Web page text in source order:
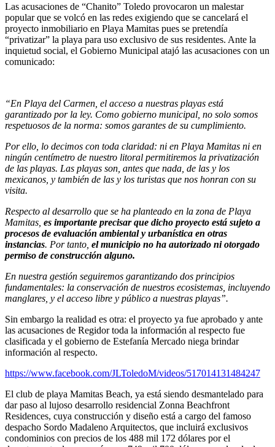
Las acusaciones de “Chanito” Toledo provocaron un malestar
popular que se volcó en las redes exigiendo que se cancelará el
proyecto inmobiliario en Playa Mamitas pues se pretendía
“privatizar” la playa para uso exclusivo de sus residentes. Ante la
inquietud social, el Gobierno Municipal atajó las acusaciones con un
comunicado:
“En Playa del Carmen, el acceso a nuestras playas está
garantizado por la ley. Como gobierno municipal, no solo somos
respetuosos de la norma: somos garantes de su cumplimiento.
Por ello, lo decimos con toda claridad: ni en Playa Mamitas ni en
ningún centímetro de nuestro litoral permitiremos la privatización
de las playas. Las playas son, antes que nada, de las y los
mexicanos, y también de las y los turistas que nos honran con su
visita.
Respecto al desarrollo que se ha planteado en la zona de Playa
Mamitas, es importante precisar que dicho proyecto está sujeto a
procesos de evaluación ambiental y urbanística en otras
instancias. Por tanto, el municipio no ha autorizado ni otorgado
permiso de construcción alguno.
En nuestra gestión seguiremos garantizando dos principios
fundamentales: la conservación de nuestros ecosistemas, incluyendo
manglares, y el acceso libre y público a nuestras playas”.
Sin embargo la realidad es otra: el proyecto ya fue aprobado y ante
las acusaciones de Regidor toda la información al respecto fue
clasificada y el gobierno de Estefanía Mercado niega brindar
información al respecto.
https://www.facebook.com/JLToledoM/videos/517014131484247
El club de playa Mamitas Beach, ya está siendo desmantelado para
dar paso al lujoso desarrollo residencial Zonna Beachfront
Residences, cuya construcción y diseño está a cargo del famoso
despacho Sordo Madaleno Arquitectos, que incluirá exclusivos
condominios con precios de los 488 mil 172 dólares por el